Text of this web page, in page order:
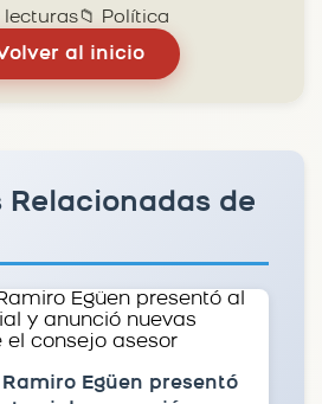
lecturas📁 Política
al inicio
Relacionadas de
Egüen presentó